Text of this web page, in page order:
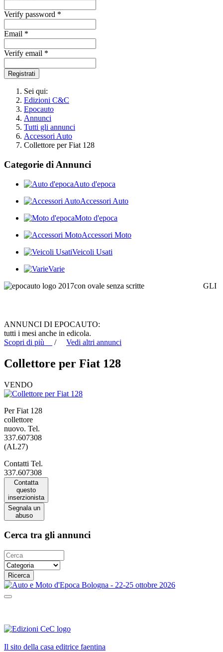
Verify password *
Email *
Verify email *
Registrati
Sei qui:
Edizioni C&C
Epocauto
Annunci
Tutti gli annunci
Accessori Auto
Collettore per Fiat 128
Categorie di Annunci
Auto d'epoca
Accessori Auto
Moto d'epoca
Accessori Moto
Veicoli Usati
Varie
GLI
ANNUNCI DI EPOCAUTO:
tutti i mesi anche in edicola.
Scopri di più
/ Vedi altri annunci
Collettore per Fiat 128
VENDO
Per Fiat 128
collettore
nuovo. Tel.
337.607308
(AL27)
Contatti Tel.
337.607308
Contatta
questo
inserzionista
Segnala un
abuso
Cerca tra gli annunci
Ricerca
Il sito della casa editrice faentina